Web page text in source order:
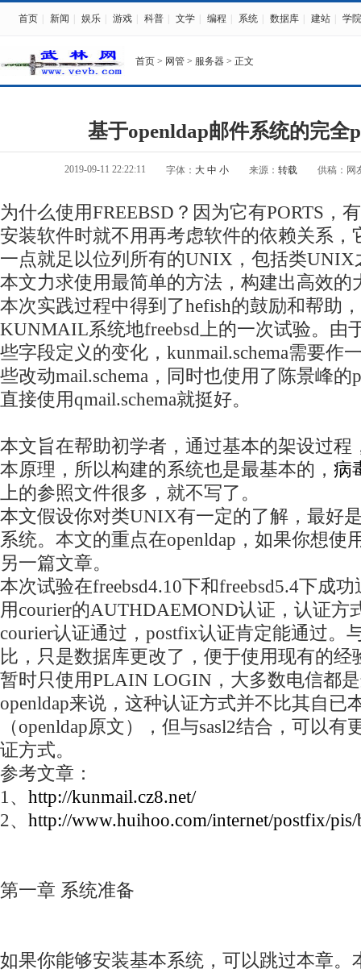
首页 新闻 娱乐 游戏 科普 文学 编程 系统 数据库 建站 学院
首页 > 网管 > 服务器 > 正文
基于openldap邮件系统的完全
2019-09-11 22:22:11 字体： 大 中 小 来源： 转载 供稿：网
为什么使用FREEBSD？因为它有PORTS，
安装软件时就不用再考虑软件的依赖关系，
一点就足以位列所有的UNIX，包括类UNIX
本文力求使用最简单的方法，构建出高效的
本次实践过程中得到了hefish的鼓励和帮助
KUNMAIL系统地freebsd上的一次试验。由
些字段定义的变化，kunmail.schema需要作
些改动mail.schema，同时也使用了陈景峰的
直接使用qmail.schema就挺好。
本文旨在帮助初学者，通过基本的架设过程
本原理，所以构建的系统也是最基本的， 病
上的参照文件很多，就不写了。
本文假设你对类UNIX有一定的了解，最好
系统。本文的重点在openldap，如果你想使
另一篇文章。
本次试验在freebsd4.10下和freebsd5.4下成
用courier的AUTHDAEMOND认证，认证方
courier认证通过，postfix认证肯定能通过。
比，只是数据库更改了，便于使用现有的经
暂时只使用PLAIN LOGIN，大多数电信都
openldap来说，这种认证方式并不比其自已
（openldap原文），但与sasl2结合，可以
证方式。
参考文章：
1、 http://kunmail.cz8.net/
2、 http://www.huihoo.com/internet/postfix/
第一章 系统准备
如果你能够安装基本系统，可以跳过本章。